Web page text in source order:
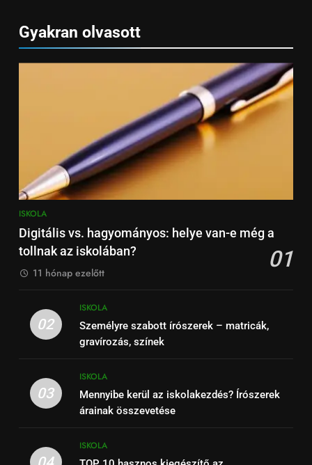
Írószerlisták iskolatípus szerint
– ovi, alsó, felső, középiskola
Tolltartó választási útmutató –
dizájn, praktikum, méret
ISKOLA
8
Milyen füzetet válasszunk
Gyakran olvasott
ISKOLA
Digitális vs. hagyományos: helye van-e még a
tollnak az iskolában?
01
11 hónap ezelőtt
02
ISKOLA
Személyre szabott írószerek – matricák,
gravírozás, színek
03
ISKOLA
Mennyibe kerül az iskolakezdés? Írószerek
árainak összevetése
ISKOLA